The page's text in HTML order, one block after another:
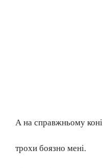
А на справжньому коні
трохи боязно мені.